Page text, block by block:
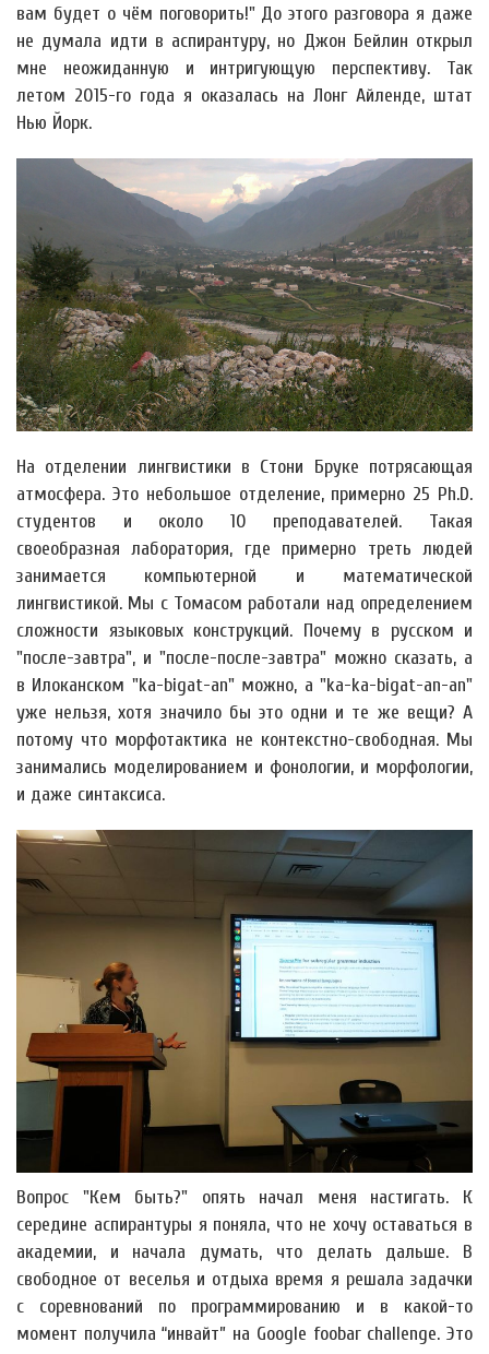
вам будет о чём поговорить!" До этого разговора я даже
не думала идти в аспирантуру, но Джон Бейлин открыл
мне неожиданную и интригующую перспективу. Так
летом 2015-го года я оказалась на Лонг Айленде, штат
Нью Йорк.
На отделении лингвистики в Стони Бруке потрясающая
атмосфера. Это небольшое отделение, примерно 25 Ph.D.
студентов и около 10 преподавателей. Такая
своеобразная лаборатория, где примерно треть людей
занимается компьютерной и математической
лингвистикой. Мы с Томасом работали над определением
сложности языковых конструкций. Почему в русском и
"после-завтра", и "после-после-завтра" можно сказать, а
в Илоканском "ka-bigat-an" можно, а "ka-ka-bigat-an-an"
уже нельзя, хотя значило бы это одни и те же вещи? А
потому что морфотактика не контекстно-свободная. Мы
занимались моделированием и фонологии, и морфологии,
и даже синтаксиса.
Вопрос "Кем быть?" опять начал меня настигать. К
середине аспирантуры я поняла, что не хочу оставаться в
академии, и начала думать, что делать дальше. В
свободное от веселья и отдыха время я решала задачки
с соревнований по программированию и в какой-то
момент получила “инвайт” на Google foobar challenge. Это